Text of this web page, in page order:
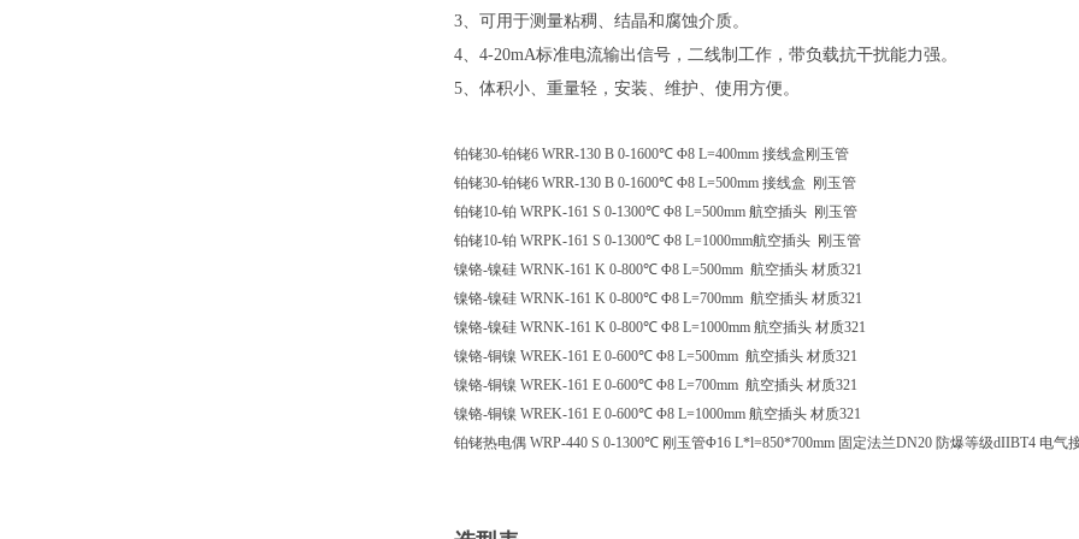
3、可用于测量粘稠、结晶和腐蚀介质。
4、4-20mA标准电流输出信号，二线制工作，带负载抗干扰能力强。
5、体积小、重量轻，安装、维护、使用方便。
铂铑30-铂铑6 WRR-130 B 0-1600℃ Φ8 L=400mm 接线盒刚玉管
铂铑30-铂铑6 WRR-130 B 0-1600℃ Φ8 L=500mm 接线盒 刚玉管
铂铑10-铂 WRPK-161 S 0-1300℃ Φ8 L=500mm 航空插头 刚玉管
铂铑10-铂 WRPK-161 S 0-1300℃ Φ8 L=1000mm航空插头 刚玉管
镍铬-镍硅 WRNK-161 K 0-800℃ Φ8 L=500mm 航空插头 材质321
镍铬-镍硅 WRNK-161 K 0-800℃ Φ8 L=700mm 航空插头 材质321
镍铬-镍硅 WRNK-161 K 0-800℃ Φ8 L=1000mm 航空插头 材质321
镍铬-铜镍 WREK-161 E 0-600℃ Φ8 L=500mm 航空插头 材质321
镍铬-铜镍 WREK-161 E 0-600℃ Φ8 L=700mm 航空插头 材质321
镍铬-铜镍 WREK-161 E 0-600℃ Φ8 L=1000mm 航空插头 材质321
铂铑热电偶 WRP-440 S 0-1300℃ 刚玉管Φ16 L*l=850*700mm 固定法兰DN20 防爆等级dIIBT4 电气